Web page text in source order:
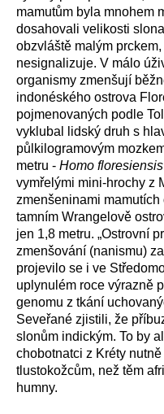
mamutům byla mnohem
dosahovali velikosti
obzvláště malým
nesignalizuje. V málo
organismy zmenšují
indonéského ostrova
pojmenovaných podle
vyklubal lidský druh s
půlkilogramovým
metru - Homo floresiensis
vymřelými mini-hrochy z
zmenšeninami
tamním Wrangelově
jen 1,8 metru. „Ostrovní
zmenšování (nanismu)
projevilo se i ve
uplynulém roce výrazně
genomu z tkání
Seveřané zjistili, že
slonům indickým. To by
chobotnatci z Kréty
tlustokožcům, než těm
humny.